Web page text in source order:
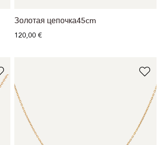
Золотая цепочка45cm
120,00 €